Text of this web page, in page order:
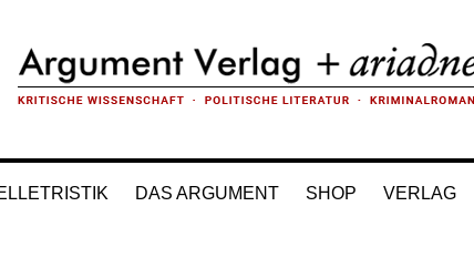
DAS ARGUMENT SHOP VERLAG